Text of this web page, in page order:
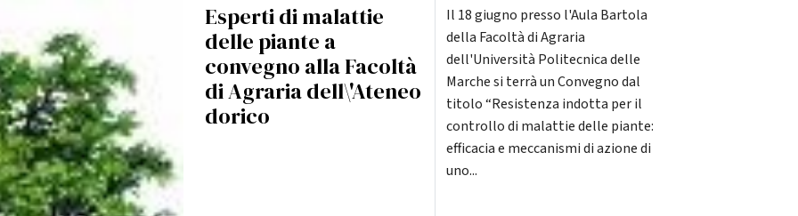
Esperti di malattie
delle piante a
convegno alla Facoltà
di Agraria dell\'Ateneo
dorico
Il 18 giugno presso l'Aula Bartola
della Facoltà di Agraria
dell'Università Politecnica delle
Marche si terrà un Convegno dal
titolo “Resistenza indotta per il
controllo di malattie delle piante:
efficacia e meccanismi di azione di
uno...